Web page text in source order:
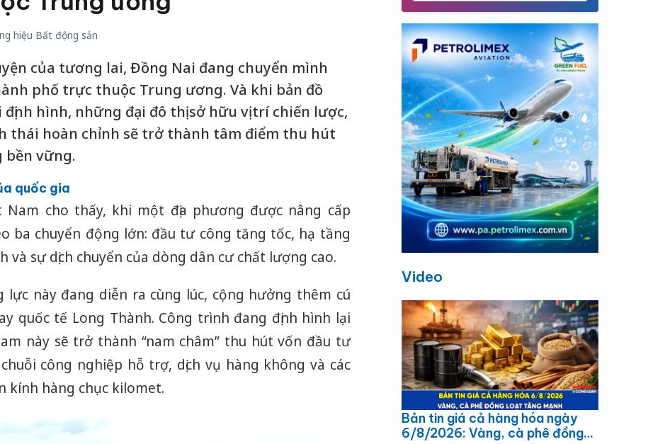
hiệu Bất động sản
của tương lai, Đồng Nai đang chuyển mình
phố trực thuộc Trung ương. Và khi bản đồ
hình, những đại đô thị sở hữu vị trí chiến lược,
thái hoàn chỉnh sẽ trở thành tâm điểm thu hút
bền vững.
quốc gia
Nam cho thấy, khi một địa phương được nâng cấp
ba chuyển động lớn: đầu tư công tăng tốc, hạ tầng
và sự dịch chuyển của dòng dân cư chất lượng cao.
lực này đang diễn ra cùng lúc, cộng hưởng thêm cú
quốc tế Long Thành. Công trình đang định hình lại
này sẽ trở thành “nam châm” thu hút vốn đầu tư
công nghiệp hỗ trợ, dịch vụ hàng không và các
kính hàng chục kilomet.
Video
Bản tin giá cả hàng hóa ngày
6/8/2026: Vàng, cà phê đồng